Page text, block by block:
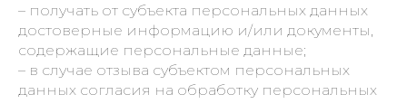
– получать от субъекта персональных данных
достоверные информацию и/или документы,
содержащие персональные данные;
– в случае отзыва субъектом персональных
данных согласия на обработку персональных